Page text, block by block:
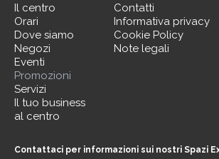
Il centro
Orari
Dove siamo
Negozi
Eventi
Promozioni
Servizi
Il tuo business
al centro
Contatti
Informativa privacy
Cookie Policy
Note legali
Contattaci per informazioni sui nostri Spazi